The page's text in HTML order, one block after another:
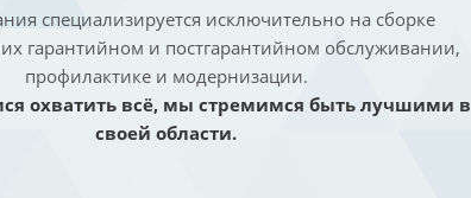
специализируется исключительно на сборке
гарантийном и постгарантийном обслуживании,
профилактике и модернизации.
охватить всё, мы стремимся быть лучшими в
своей области.